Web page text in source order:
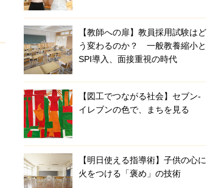
【教師への扉】教員採用試験はど
う変わるのか？ 一般教養縮小と
SPI導入、面接重視の時代
【図工でつながる社会】セブン‐
イレブンの色で、まちを見る
【明日使える指導術】子供の心に
火をつける「褒め」の技術